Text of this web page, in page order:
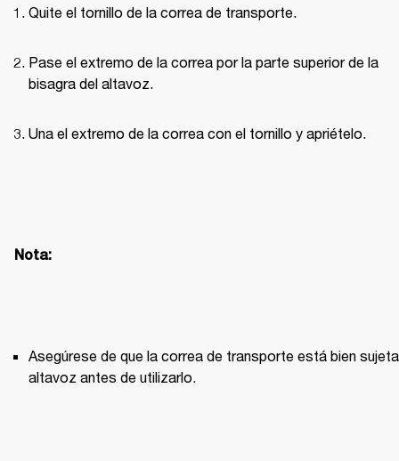
Quite el tornillo de la correa de transporte.
Pase el extremo de la correa por la parte superior de la
bisagra del altavoz.
Una el extremo de la correa con el tornillo y apriételo.
Nota:
Asegúrese de que la correa de transporte está bien
altavoz antes de utilizarlo.